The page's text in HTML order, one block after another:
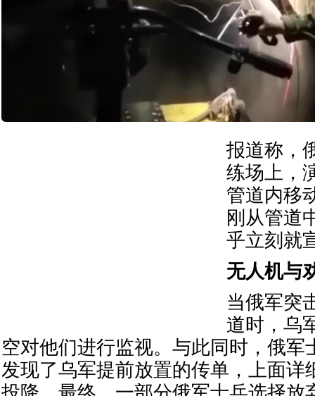
报道称，
练场上，
管道内移
刚从管道
乎立刻就
无人机与
当俄军突
道时，乌
空对他们进行监视。与此同时，俄军
发现了乌军提前放置的传单，上面详